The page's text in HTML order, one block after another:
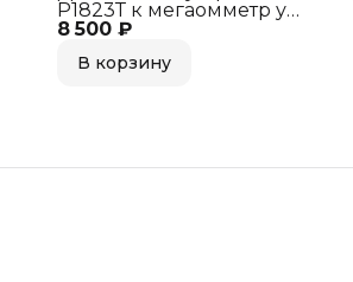
8 500 ₽
Р1823Т к мегаомметр у
м1503, м1603, 220В
В корзину